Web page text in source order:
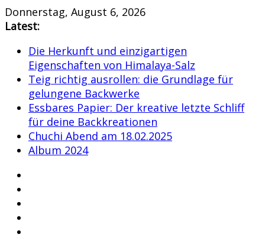
Skip
to
Donnerstag, August 6, 2026
Latest:
Die Herkunft und einzigartigen
Eigenschaften von Himalaya-Salz
Teig richtig ausrollen: die Grundlage für
gelungene Backwerke
Essbares Papier: Der kreative letzte Schliff
für deine Backkreationen
Chuchi Abend am 18.02.2025
Album 2024